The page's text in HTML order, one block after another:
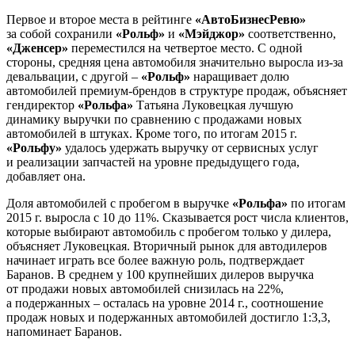
Первое и второе места в рейтинге «АвтоБизнесРевю»
за собой сохранили «Рольф» и «Мэйджор» соответственно,
«Дженсер» переместился на четвертое место. С одной
стороны, средняя цена автомобиля значительно выросла из-за
девальвации, с другой – «Рольф» наращивает долю
автомобилей премиум-брендов в структуре продаж, объясняет
гендиректор «Рольфа» Татьяна Луковецкая лучшую
динамику выручки по сравнению с продажами новых
автомобилей в штуках. Кроме того, по итогам 2015 г.
«Рольфу» удалось удержать выручку от сервисных услуг
и реализации запчастей на уровне предыдущего года,
добавляет она.
Доля автомобилей с пробегом в выручке «Рольфа» по итогам
2015 г. выросла с 10 до 11%. Сказывается рост числа клиентов,
которые выбирают автомобиль с пробегом только у дилера,
объясняет Луковецкая. Вторичный рынок для автодилеров
начинает играть все более важную роль, подтверждает
Баранов. В среднем у 100 крупнейших дилеров выручка
от продажи новых автомобилей снизилась на 22%,
а подержанных – осталась на уровне 2014 г., соотношение
продаж новых и подержанных автомобилей достигло 1:3,3,
напоминает Баранов.